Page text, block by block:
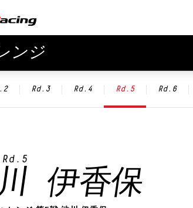
ンジ
Rd.3 Rd.4 Rd.5 Rd.6
伊香保